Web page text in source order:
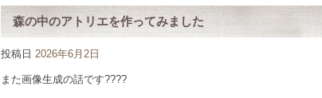
森の中のアトリエを作ってみました
投稿日 2026年6月2日
また画像生成の話です????